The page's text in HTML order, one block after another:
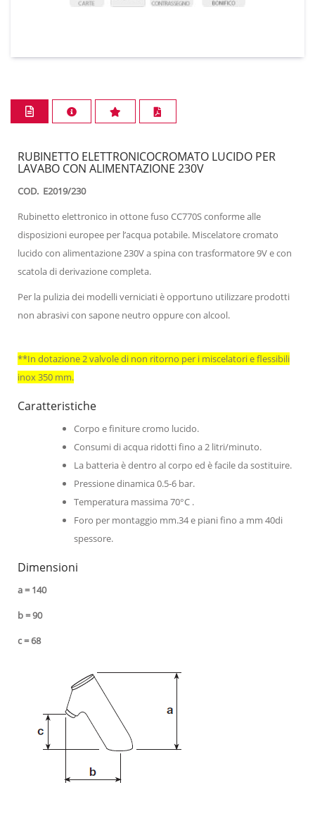
RUBINETTO ELETTRONICOCROMATO LUCIDO PER
LAVABO CON ALIMENTAZIONE 230V
COD. E2019/230
Rubinetto elettronico in ottone fuso CC770S conforme alle
disposizioni europee per l’acqua potabile. Miscelatore cromato
lucido con alimentazione 230V a spina con trasformatore 9V e con
scatola di derivazione completa.
Per la pulizia dei modelli verniciati è opportuno utilizzare prodotti
non abrasivi con sapone neutro oppure con alcool.
**In dotazione 2 valvole di non ritorno per i miscelatori e flessibili
inox 350 mm.
Caratteristiche
Corpo e finiture cromo lucido.
Consumi di acqua ridotti fino a 2 litri/minuto.
La batteria è dentro al corpo ed è facile da sostituire.
Pressione dinamica 0.5-6 bar.
Temperatura massima 70°C .
Foro per montaggio mm.34 e piani fino a mm 40di
spessore.
Dimensioni
a = 140
b = 90
c = 68